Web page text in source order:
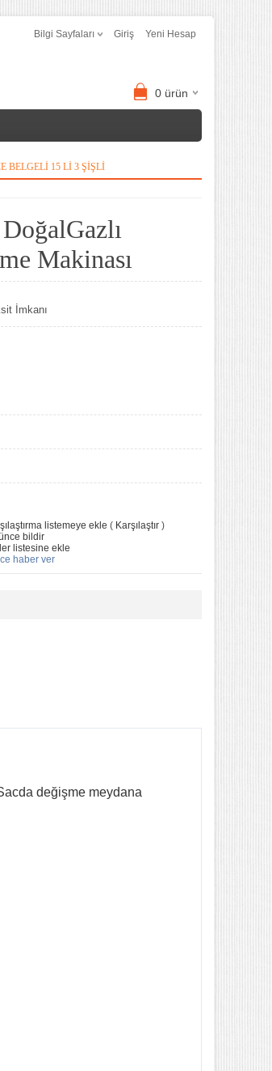
Bilgi Sayfaları Giriş Yeni Hesap
0 ürün
BELGELI 15 LI 3 ŞIŞLI
Makinası
İmkanı
listemeye ekle ( Karşılaştır )
bildir
listesine ekle
haber ver
değişme meydana